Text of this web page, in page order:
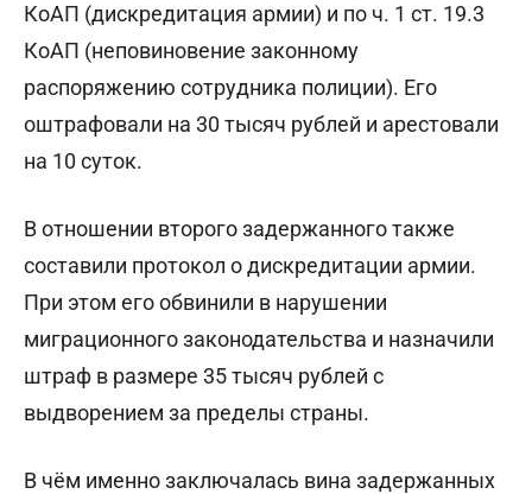
КоАП (дискредитация армии) и по ч. 1 ст. 19.3
КоАП (неповиновение законному
распоряжению сотрудника полиции). Его
оштрафовали на 30 тысяч рублей и арестовали
на 10 суток.
В отношении второго задержанного также
составили протокол о дискредитации армии.
При этом его обвинили в нарушении
миграционного законодательства и назначили
штраф в размере 35 тысяч рублей с
выдворением за пределы страны.
В чём именно заключалась вина задержанных